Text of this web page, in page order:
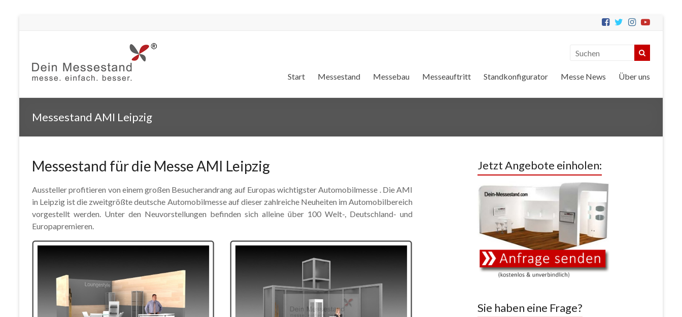
Start Messestand Messebau Messeauftritt Standkonfigurator Messe News Über uns
Messestand AMI Leipzig
Messestand für die Messe AMI Leipzig
Aussteller profitieren von einem großen Besucherandrang auf Europas wichtigster Automobilmesse . Die AMI
in Leipzig ist die zweitgrößte deutsche Automobilmesse auf dieser zahlreiche Neuheiten im Automobilbereich
vorgestellt werden. Unter den Neuvorstellungen befinden sich alleine über 100 Welt-, Deutschland- und
Europapremieren.
Jetzt Angebote einholen:
Sie haben eine Frage?